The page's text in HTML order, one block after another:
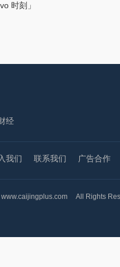
时刻」
经
我们 联系我们 广告合作
All Rights